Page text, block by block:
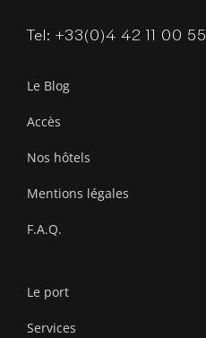
Tel: +33(0)4 42 11 00 55
Le Blog
Accès
Nos hôtels
Mentions légales
F.A.Q.
Le port
Services